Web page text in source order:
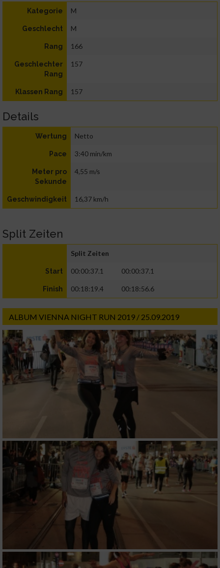
Kategorie M
Geschlecht M
Rang 166
Geschlechter
Rang
157
Klassen Rang 157
Details
Wertung Netto
Pace 3:40 min/km
Meter pro
Sekunde
4,55 m/s
Geschwindigkeit 16,37 km/h
Split Zeiten
Split Zeiten
Start 00:00:37.1 00:00:37.1
Finish 00:18:19.4 00:18:56.6
ALBUM VIENNA NIGHT RUN 2019 / 25.09.2019